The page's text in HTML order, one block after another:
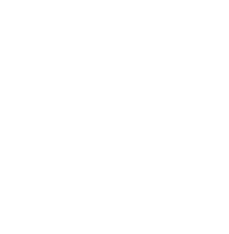
シワを
・・
眉毛を